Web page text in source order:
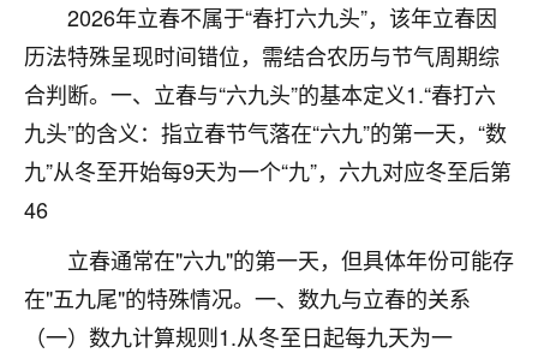
2026年立春不属于“春打六九头”，该年立春因
历法特殊呈现时间错位，需结合农历与节气周期综
合判断。一、立春与“六九头”的基本定义1.“春打六
九头”的含义：指立春节气落在“六九”的第一天，“数
九”从冬至开始每9天为一个“九”，六九对应冬至后第
46
立春通常在"六九"的第一天，但具体年份可能存
在"五九尾"的特殊情况。一、数九与立春的关系
（一）数九计算规则1.从冬至日起每九天为一
鹿森：恭喜升职加薪！！，请客吗？�
12小时前 来自北京 32
心心相印
我身体不太好，总是病病殃殃的，去检查又没什么大
题，后来无意中看到有人推荐慧来老师，跟老师聊过
之后，心情豁然开朗，也听老师建议，处理了一些因
果问题。今年以来，身体比以前好多，主要是心情好
了，老师说境随心转，现在深有体会了。